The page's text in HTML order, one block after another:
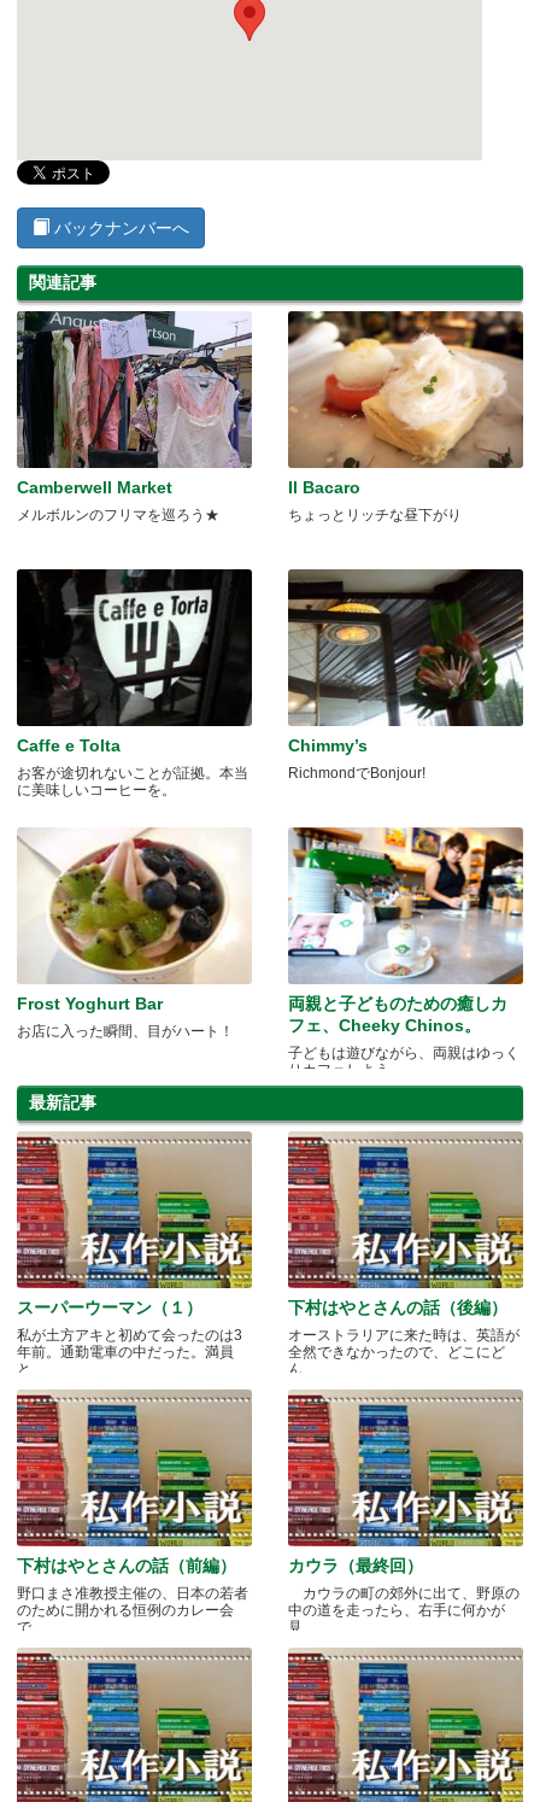
バックナンバーへ
関連記事
Camberwell Market
メルボルンのフリマを巡ろう★
Il Bacaro
ちょっとリッチな昼下がり
Caffe e Tolta
お客が途切れないことが証拠。本当
に美味しいコーヒーを。
Chimmy’s
RichmondでBonjour!
Frost Yoghurt Bar
お店に入った瞬間、目がハート！
両親と子どものための癒しカ
フェ、Cheeky Chinos。
子どもは遊びながら、両親はゆっく
りカフェしよう。
最新記事
スーパーウーマン（１）
私が土方アキと初めて会ったのは3
年前。通勤電車の中だった。満員
と.....
下村はやとさんの話（後編）
オーストラリアに来た時は、英語が
全然できなかったので、どこにど
ん.....
下村はやとさんの話（前編）
野口まさ准教授主催の、日本の若者
のために開かれる恒例のカレー会
で.....
カウラ（最終回）
カウラの町の郊外に出て、野原の
中の道を走ったら、右手に何かが
見.....